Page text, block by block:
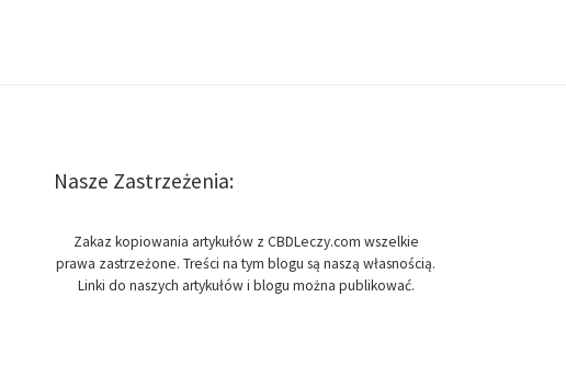
Nasze Zastrzeżenia:
Zakaz kopiowania artykułów z CBDLeczy.com wszelkie
prawa zastrzeżone. Treści na tym blogu są naszą własnością.
Linki do naszych artykułów i blogu można publikować.